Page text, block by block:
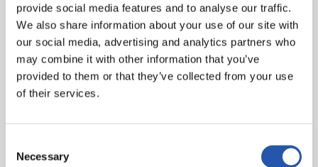
provide social media features and to analyse our traffic.
We also share information about your use of our site with
our social media, advertising and analytics partners who
may combine it with other information that you’ve
provided to them or that they’ve collected from your use
of their services.
Selection
Necessary
(Ansu Fati, min.63), Dembelé (Pablo Torre, min.86) y
Lewandowski.
Real Sociedad:Remiro, Aritz, Zubeldia (Pacheco,
min.80), Le Normand, Rico, Illarra (cap)(Gorosabel,
min.58), Zubimendi, Merino, Cho (Take, min.58),
Goles:0-1: Merino, min.6. 0-2: Sorloth, min.72. 1-2: